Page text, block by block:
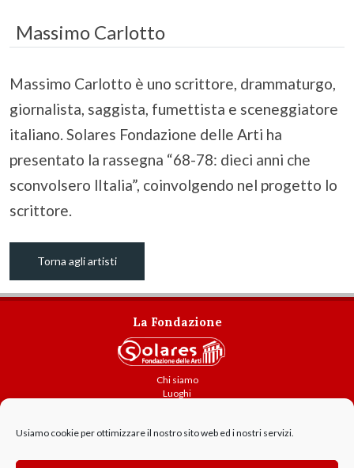
Usiamo cookie per ottimizzare il nostro sito web ed i nostri servizi.
Massimo Carlotto
Massimo Carlotto è uno scrittore, drammaturgo,
giornalista, saggista, fumettista e sceneggiatore
italiano. Solares Fondazione delle Arti ha
presentato la rassegna “68-78: dieci anni che
sconvolsero lItalia”, coinvolgendo nel progetto lo
scrittore.
Torna agli artisti
La Fondazione
Chi siamo
Luoghi
Contatti